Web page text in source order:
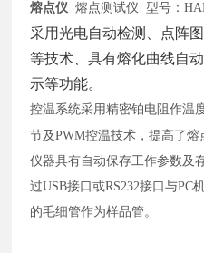
熔点仪 熔点测试仪 型号：
采用光电自动检测、点阵
等技术、具有熔化曲线自
示等功能。
控温系统采用精密铂电阻作温
节及PWM控温技术，提高了熔
仪器具有自动保存工作参数及
过USB接口或RS232接口与PC
的毛细管作为样品管。